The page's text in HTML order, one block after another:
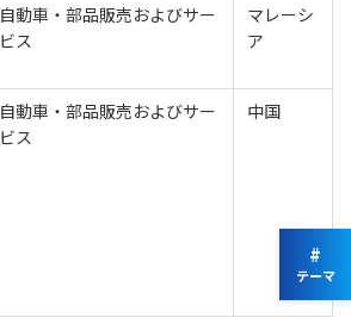
自動車・部品販売およびサー
ビス
マレーシ
ア
自動車・部品販売およびサー
ビス
中国
#
テーマ